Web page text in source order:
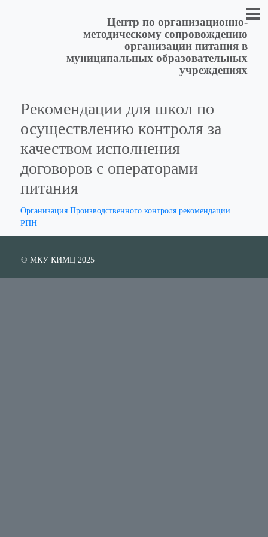
Центр по организационно-
методическому сопровождению
организации питания в
муниципальных образовательных
учреждениях
Рекомендации для школ по
осуществлению контроля за
качеством исполнения
договоров с операторами
питания
Организация Производственного контроля рекомендации
РПН
© МКУ КИМЦ 2025